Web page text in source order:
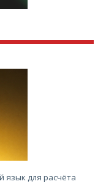
язык для расчёта